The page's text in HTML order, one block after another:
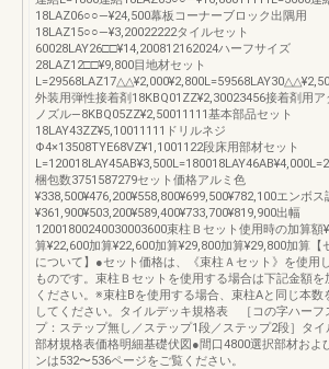
18LAZ06○○―¥24,500幕板コーナーブロック出隅用
18LAZ15○○―¥3,20022222タイルセット
60028LAY26□□¥14,200812162024ハーフサイズ
28LAZ12□□¥9,800目地材セット
外装用弾性接着剤18KBQ01ZZ¥2,30023456接着剤用ア
ノズル―8KBQ05ZZ¥2,50011111基本部品セット
18LAY43ZZ¥5,10011111ドリルネジ
Φ4×13508TYE68VZ¥1,1001122段床用部材セット
梱包数3751587279セット価格アルミ色
¥338,500¥476,200¥558,800¥699,500¥782,100エンボス
¥361,900¥503,200¥589,400¥733,700¥819,900出幅
12001800240030003600束柱Ｂセット使用時の加算額
算¥22,600加算¥22,600加算¥29,800加算¥29,800加算【
について】●セット価格は、《束柱Ａセット》を使用
ものです。束柱Ｂセットを使用する場合は下記金額を
ください。※束柱Bを使用する場合、束柱Aと同じ本数
してください。タイルデッキ規格表 ［コの字ハーフ
プ：ステップ無し／ステップ1段／ステップ2段］タイ
部材規格表価格明細基礎伏図●間口4800選択部材およ
ンは532〜536ページをご覧ください。